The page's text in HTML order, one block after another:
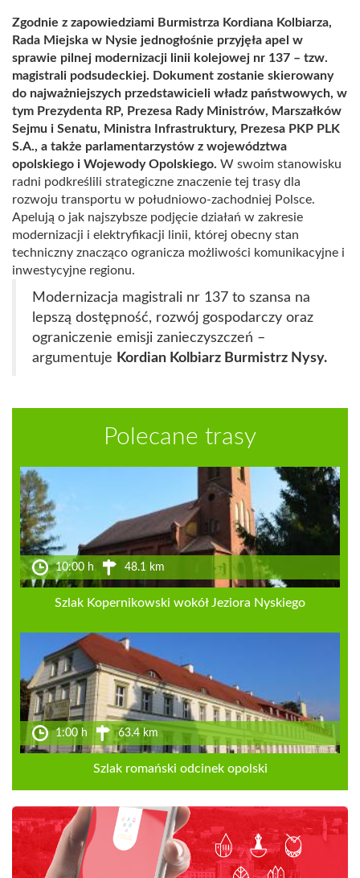
Zgodnie z zapowiedziami Burmistrza Kordiana Kolbiarza,
Rada Miejska w Nysie jednogłośnie przyjęła apel w
sprawie pilnej modernizacji linii kolejowej nr 137 – tzw.
magistrali podsudeckiej. Dokument zostanie skierowany
do najważniejszych przedstawicieli władz państwowych, w
tym Prezydenta RP, Prezesa Rady Ministrów, Marszałków
Sejmu i Senatu, Ministra Infrastruktury, Prezesa PKP PLK
S.A., a także parlamentarzystów z województwa
opolskiego i Wojewody Opolskiego. W swoim stanowisku
radni podkreślili strategiczne znaczenie tej trasy dla
rozwoju transportu w południowo-zachodniej Polsce.
Apelują o jak najszybsze podjęcie działań w zakresie
modernizacji i elektryfikacji linii, której obecny stan
techniczny znacząco ogranicza możliwości komunikacyjne i
inwestycyjne regionu.
Modernizacja magistrali nr 137 to szansa na
lepszą dostępność, rozwój gospodarczy oraz
ograniczenie emisji zanieczyszczeń –
argumentuje Kordian Kolbiarz Burmistrz Nysy.
Polecane trasy
10:00 h 48.1 km
Szlak Kopernikowski wokół Jeziora Nyskiego
1:00 h 63.4 km
Szlak romański odcinek opolski